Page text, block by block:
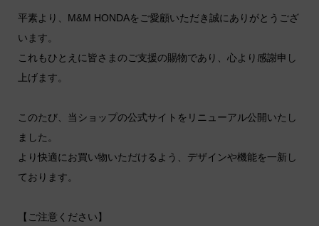
平素より、M&M HONDAをご愛顧いただき誠にありがとうござ
います。
これもひとえに皆さまのご支援の賜物であり、心より感謝申し
上げます。
このたび、当ショップの公式サイトをリニューアル公開いたし
ました。
より快適にお買い物いただけるよう、デザインや機能を一新し
ております。
【ご注意ください】